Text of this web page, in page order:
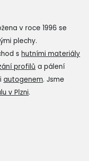
v roce 1996 se
plechy.
s hutními materiály
profilů a pálení
autogenem. Jsme
v Plzni.